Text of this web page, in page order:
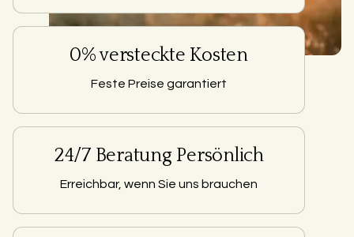
0% versteckte Kosten
Feste Preise garantiert
24/7 Beratung Persönlich
Erreichbar, wenn Sie uns brauchen